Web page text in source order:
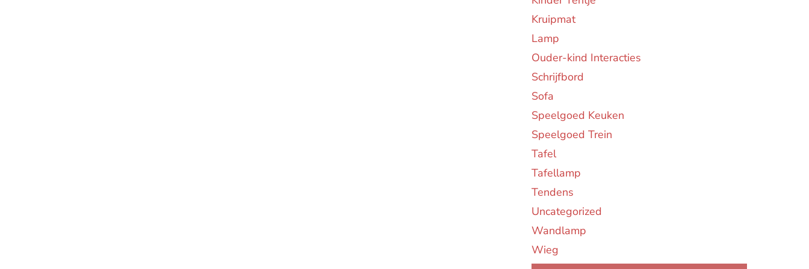
Kruipmat
Lamp
Ouder-kind Interacties
Schrijfbord
Sofa
Speelgoed Keuken
Speelgoed Trein
Tafel
Tafellamp
Tendens
Uncategorized
Wandlamp
Wieg